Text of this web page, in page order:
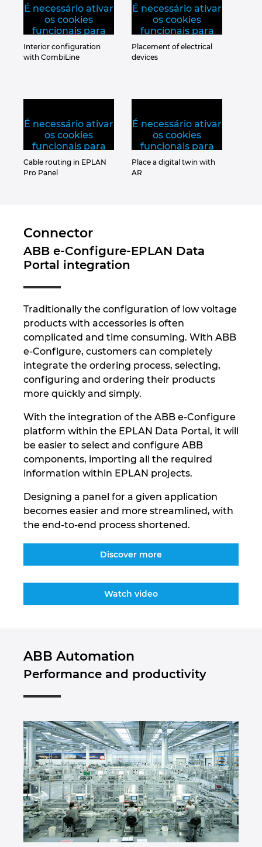
É necessário ativar
os cookies
funcionais para
visualizar este
video.
Interior configuration
with CombiLine
É necessário ativar
os cookies
funcionais para
visualizar este
Placement of electrical
devices
É necessário ativar
os cookies
funcionais para
visualizar este
video.
Cable routing in EPLAN
Pro Panel
É necessário ativar
os cookies
funcionais para
visualizar este
video.
Place a digital twin with
AR
Connector
ABB e-Configure-EPLAN Data
Portal integration
Traditionally the configuration of low voltage
products with accessories is often
complicated and time consuming. With ABB
e-Configure, customers can completely
integrate the ordering process, selecting,
configuring and ordering their products
more quickly and simply.
With the integration of the ABB e-Configure
platform within the EPLAN Data Portal, it will
be easier to select and configure ABB
components, importing all the required
information within EPLAN projects.
Designing a panel for a given application
becomes easier and more streamlined, with
the end-to-end process shortened.
Discover more
Watch video
ABB Automation
Performance and productivity
Ukraine
United Arab Emirates
United States